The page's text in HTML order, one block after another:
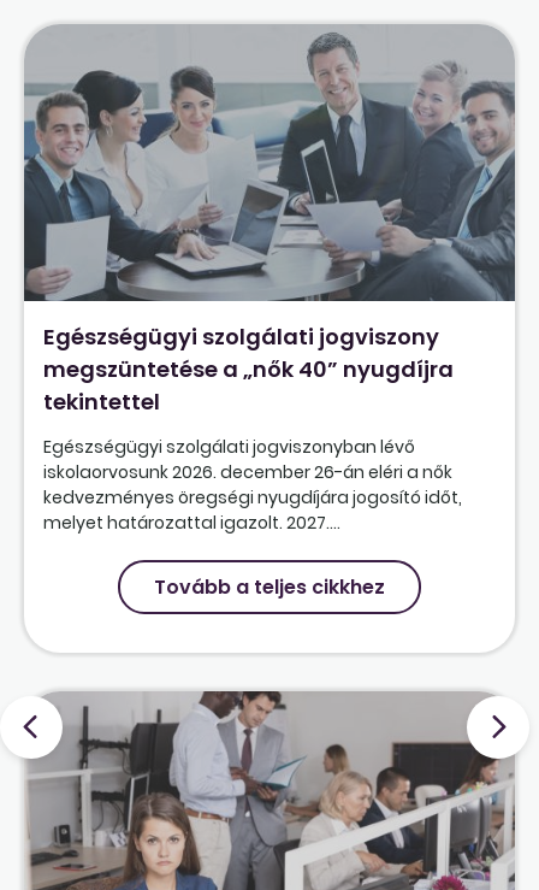
Egészségügyi szolgálati jogviszony
megszüntetése a „nők 40” nyugdíjra
tekintettel
Egészségügyi szolgálati jogviszonyban lévő
iskolaorvosunk 2026. december 26-án eléri a nők
kedvezményes öregségi nyugdíjára jogosító időt,
melyet határozattal igazolt. 2027....
Tovább a teljes cikkhez